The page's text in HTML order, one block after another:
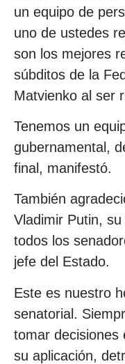
un equipo de
uno de ustedes
son los mejores
súbditos de la
Matvienko al ser
Tenemos un
gubernamental,
final, manifestó.
También
Vladimir Putin,
todos los
jefe del Estado.
Este es nuestro
senatorial.
tomar decisiones
su aplicación,